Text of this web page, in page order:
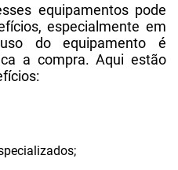
equipamentos pode
especialmente em
do equipamento é
a compra. Aqui estão